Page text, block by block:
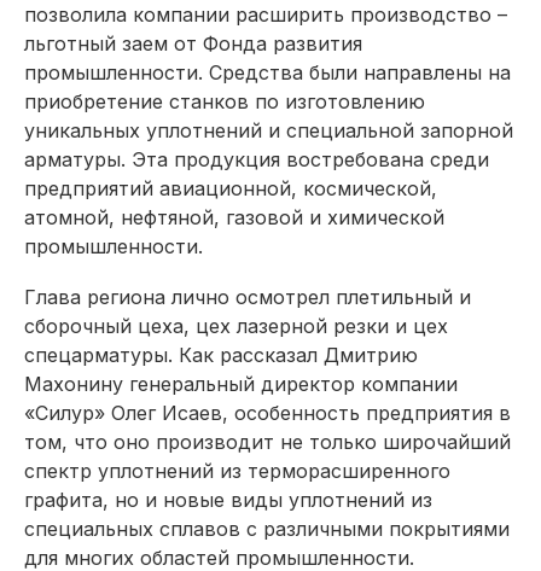
позволила компании расширить производство –
льготный заем от Фонда развития
промышленности. Средства были направлены на
приобретение станков по изготовлению
уникальных уплотнений и специальной запорной
арматуры. Эта продукция востребована среди
предприятий авиационной, космической,
атомной, нефтяной, газовой и химической
промышленности.
Глава региона лично осмот­рел плетильный и
сборочный цеха, цех лазерной резки и цех
спецарматуры. Как рассказал Дмитрию
Махонину генеральный директор компании
«Силур» Олег Исаев, особенность предприятия в
том, что оно производит не только широчайший
спектр уплотнений из терморасширенного
графита, но и новые виды уплотнений из
специальных сплавов с различными покрытиями
для многих областей промышленности.